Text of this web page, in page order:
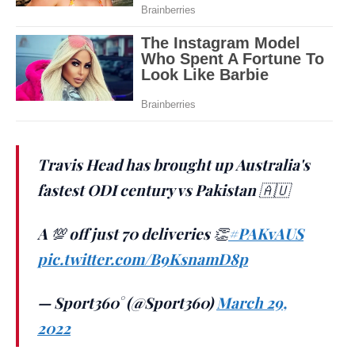
Travis Head has brought up Australia's
fastest ODI century vs Pakistan 🇦🇺
A 💯 off just 70 deliveries 👏#PAKvAUS
pic.twitter.com/B9KsnamD8p
— Sport360° (@Sport360)March 29,
2022